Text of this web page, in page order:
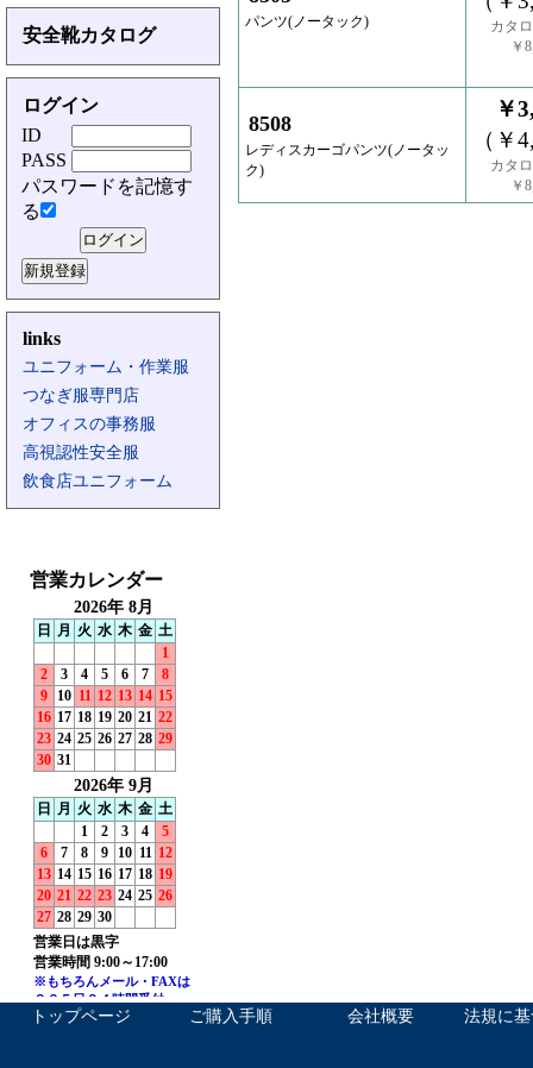
安全靴カタログ
ログイン
ID
PASS
パスワードを記憶す
る
links
ユニフォーム・作業服
つなぎ服専門店
オフィスの事務服
高視認性安全服
飲食店ユニフォーム
パンツ(ノータック)
カタ
￥
8508
レディスカーゴパンツ(ノータッ
ク)
￥
（￥
カタ
￥
トップページ ご購入手順 会社概要 法規に